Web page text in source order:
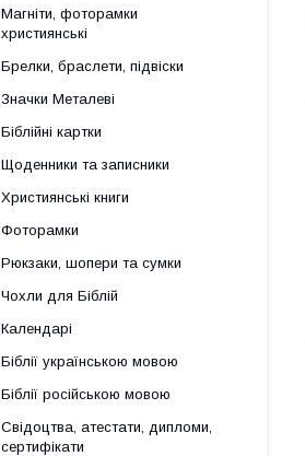
Магніти, фоторамки
християнські
Брелки, браслети, підвіски
Значки Металеві
Біблійні картки
Щоденники та записники
Християнські книги
Фоторамки
Рюкзаки, шопери та сумки
Чохли для Біблій
Календарі
Біблії українською мовою
Біблії російською мовою
Свідоцтва, атестати, дипломи,
сертифікати